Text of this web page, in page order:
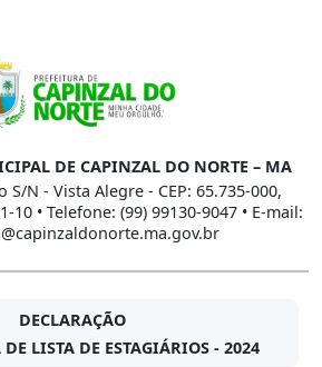
DE CAPINZAL DO NORTE – MA
N - Vista Alegre - CEP: 65.735-000,
10 • Telefone: (99) 99130-9047 • E-mail:
DECLARAÇÃO
LISTA DE ESTAGIÁRIOS - 2024